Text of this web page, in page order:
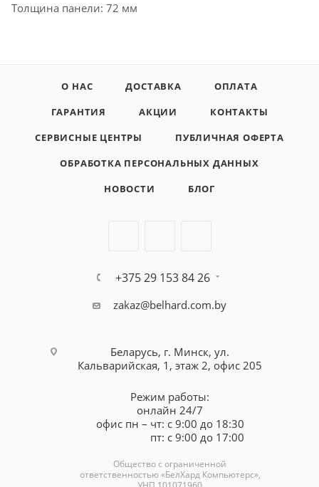
Толщина панели: 72 мм
О НАС ДОСТАВКА
ОПЛАТА
ГАРАНТИЯ
АКЦИИ
КОНТАКТЫ
СЕРВИСНЫЕ ЦЕНТРЫ
ПУБЛИЧНАЯ ОФЕРТА
ОБРАБОТКА ПЕРСОНАЛЬНЫХ ДАННЫХ
НОВОСТИ
БЛОГ
+375 29 153 84 26
zakaz@belhard.com.by
Беларусь, г. Минск, ул.
Кальварийская, 1, этаж 2, офис 205
Режим работы:
онлайн 24/7
офис пн – чт: с 9:00 до 18:30
пт: с 9:00 до 17:00
Общество с ограниченной
ответственностью «БелХард Компьютерс»,